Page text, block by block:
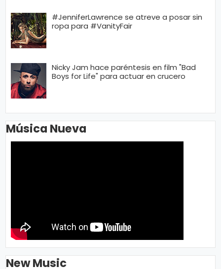
#JenniferLawrence se atreve a posar sin
ropa para #VanityFair
Nicky Jam hace paréntesis en film "Bad
Boys for Life" para actuar en crucero
Música Nueva
New Music